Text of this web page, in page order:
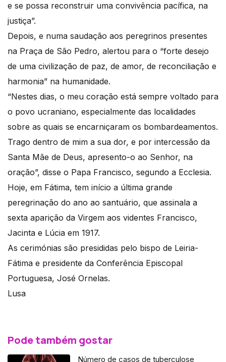
e se possa reconstruir uma convivência pacífica, na
justiça”.
Depois, e numa saudação aos peregrinos presentes
na Praça de São Pedro, alertou para o “forte desejo
de uma civilização de paz, de amor, de reconciliação e
harmonia” na humanidade.
“Nestes dias, o meu coração está sempre voltado para
o povo ucraniano, especialmente das localidades
sobre as quais se encarniçaram os bombardeamentos.
Trago dentro de mim a sua dor, e por intercessão da
Santa Mãe de Deus, apresento-o ao Senhor, na
oração”, disse o Papa Francisco, segundo a Ecclesia.
Hoje, em Fátima, tem início a última grande
peregrinação do ano ao santuário, que assinala a
sexta aparição da Virgem aos videntes Francisco,
Jacinta e Lúcia em 1917.
As cerimónias são presididas pelo bispo de Leiria-
Fátima e presidente da Conferência Episcopal
Portuguesa, José Ornelas.
Lusa
Pode também gostar
Número de casos de tuberculose